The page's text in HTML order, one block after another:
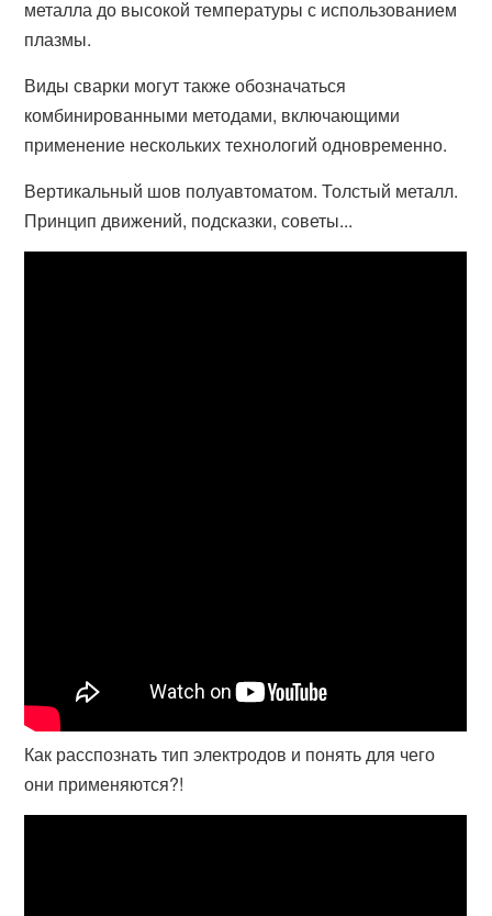
металла до высокой температуры с использованием
плазмы.
Виды сварки могут также обозначаться
комбинированными методами, включающими
применение нескольких технологий одновременно.
Вертикальный шов полуавтоматом. Толстый металл.
Принцип движений, подсказки, советы...
Как расспознать тип электродов и понять для чего
они применяются?!